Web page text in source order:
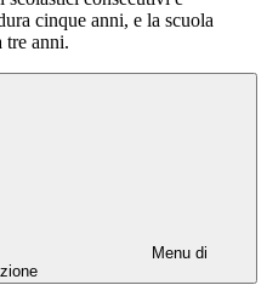
cinque anni, e la scuola
tre anni.
Menu di